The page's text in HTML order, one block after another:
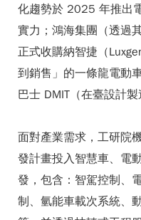
化趨勢於 2025 年推出
實力；鴻海集團（透過
正式收購納智捷（
到銷售」的一條龍電動
巴士 DMIT（在臺設計
面對產業需求，工研院
發計畫投入智慧車、電
發，包含：智駕控制、
制、氫能車載次系統、